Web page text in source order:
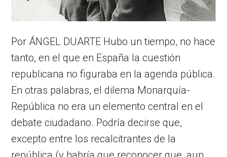
Por ÁNGEL DUARTE Hubo un tiempo, no hace
tanto, en el que en España la cuestión
republicana no figuraba en la agenda pública.
En otras palabras, el dilema Monarquía-
República no era un elemento central en el
debate ciudadano. Podría decirse que,
excepto entre los recalcitrantes de la